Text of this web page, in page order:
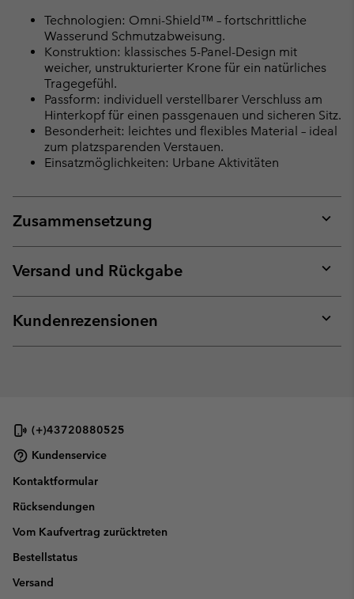
Technologien: Omni-Shield™ – fortschrittliche
Wasserund Schmutzabweisung.
Konstruktion: klassisches 5-Panel-Design mit
weicher, unstrukturierter Krone für ein natürliches
Tragegefühl.
Passform: individuell verstellbarer Verschluss am
Hinterkopf für einen passgenauen und sicheren Sitz.
Besonderheit: leichtes und flexibles Material – ideal
zum platzsparenden Verstauen.
Einsatzmöglichkeiten: Urbane Aktivitäten
Zusammensetzung
or
Versand und Rückgabe
or
Kundenrezensionen
or
(+)43720880525
Kundenservice
Kontaktformular
Rücksendungen
Vom Kaufvertrag zurücktreten
Bestellstatus
Versand